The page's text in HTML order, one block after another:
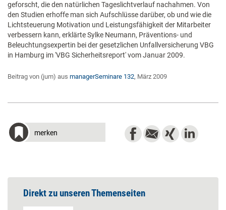
geforscht, die den natürlichen Tageslichtverlauf nachahmen. Von
den Studien erhoffe man sich Aufschlüsse darüber, ob und wie die
Lichtsteuerung Motivation und Leistungsfähigkeit der Mitarbeiter
verbessern kann, erklärte Sylke Neumann, Präventions- und
Beleuchtungsexpertin bei der gesetzlichen Unfallversicherung VBG
in Hamburg im 'VBG Sicherheitsreport' vom Januar 2009.
Beitrag von (jum) aus managerSeminare 132, März 2009
merken
Direkt zu unseren Themenseiten